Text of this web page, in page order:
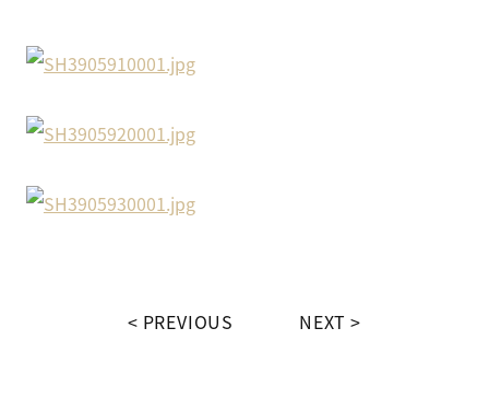
PREVIOUS NEXT